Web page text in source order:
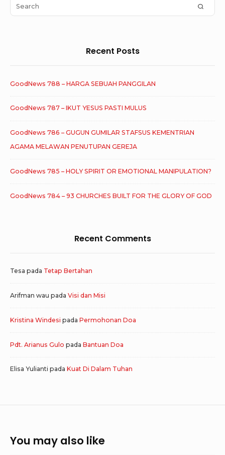
Search
for:
Recent Posts
GoodNews 788 – HARGA SEBUAH PANGGILAN
GoodNews 787 – IKUT YESUS PASTI MULUS
GoodNews 786 – GUGUN GUMILAR STAFSUS KEMENTRIAN
AGAMA MELAWAN PENUTUPAN GEREJA
GoodNews 785 – HOLY SPIRIT OR EMOTIONAL MANIPULATION?
GoodNews 784 – 93 CHURCHES BUILT FOR THE GLORY OF GOD
Recent Comments
Tesa pada Tetap Bertahan
Arifman wau pada Visi dan Misi
Kristina Windesi pada Permohonan Doa
Pdt. Arianus Gulo pada Bantuan Doa
Elisa Yulianti pada Kuat Di Dalam Tuhan
You may also like